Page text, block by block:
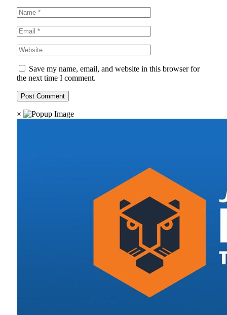
Save my name, email, and website in this browser for
the next time I comment.
×